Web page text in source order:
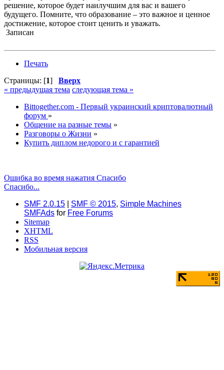
решение, которое будет наилучшим для вас и вашего
будущего. Помните, что образование – это важное и ценное
достижение, которое стоит ценить и уважать.
Записан
Печать
Страницы: [1] Вверх
« предыдущая тема следующая тема »
Bittogether.com - Первый украинский криптовалютный
форум »
Общение на разные темы »
Разговоры о Жизни »
Купить диплом недорого и с гарантией
Ошибка во время нажатия Спасибо
Спасибо...
SMF 2.0.15
SMF © 2015, Simple Machines
SMFAds for Free Forums
Sitemap
XHTML
RSS
Мобильная версия